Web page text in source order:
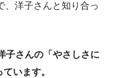
、洋子さんと知り合っ
子さんの「やさしさに
います。